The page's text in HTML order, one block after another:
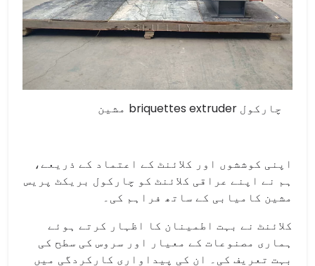
چارکول briquettes extruder مشین
اپنی کوششوں اور کلائنٹ کے اعتماد کے ذریعے،
ہم نے اپنے عراقی کلائنٹ کو چارکول بریکٹ پریس
مشین کامیابی کے ساتھ فراہم کی۔
کلائنٹ نے بہت اطمینان کا اظہار کرتے ہوئے
ہماری مصنوعات کے معیار اور سروس کی سطح کی
بہت تعریف کی۔ ان کی پیداواری کارکردگی میں